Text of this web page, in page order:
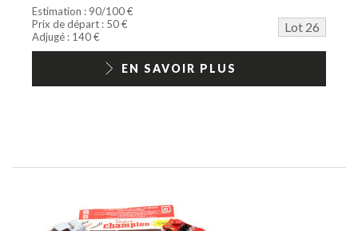
Estimation : 90/100 €
Prix de départ : 50 €
Lot 26
Adjugé : 140 €
EN SAVOIR PLUS